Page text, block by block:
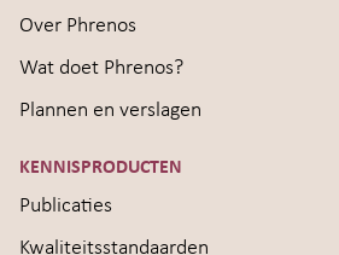
Over Phrenos
Wat doet Phrenos?
Plannen en verslagen
KENNISPRODUCTEN
Publicaties
Kwaliteitsstandaarden